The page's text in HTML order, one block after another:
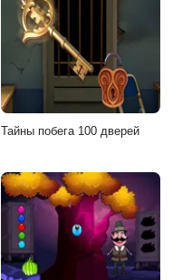
Тайны побега 100 дверей